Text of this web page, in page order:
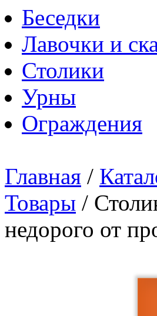
Беседки
Лавочки и
Столики
Урны
Ограждения
Главная /
Товары /
недорого от